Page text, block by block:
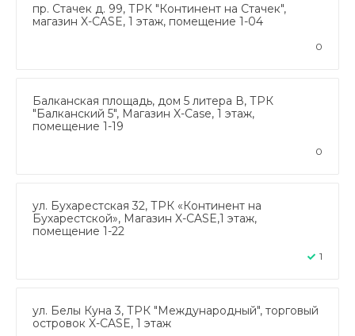
пр. Стачек д. 99, ТРК "Континент на Стачек",
магазин X-CASE, 1 этаж, помещение 1-04
0
Балканская площадь, дом 5 литера В, ТРК
"Балканский 5", Магазин X-Case, 1 этаж,
помещение 1-19
0
ул. Бухарестская 32, ТРК «Континент на
Бухарестской», Магазин X-CASE,1 этаж,
помещение 1-22
1
ул. Белы Куна 3, ТРК "Международный", торговый
островок X-CASE, 1 этаж